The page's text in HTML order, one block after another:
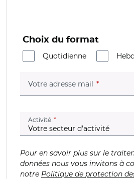
Choix du format
Quotidienne
Votre adresse mail (champ
Activité (champ obligatoire)
Pour en savoir plus sur le
données nous vous invitons à
notre Politique de protection